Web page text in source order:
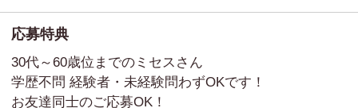
応募特典
30代～60歳位までのミセスさん
学歴不問 経験者・未経験問わずOKです！
お友達同士のご応募OK！